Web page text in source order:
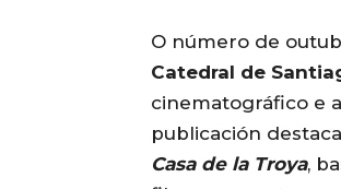
O número de
Catedral de
cinematográfico e
publicación
Casa de la Troya,